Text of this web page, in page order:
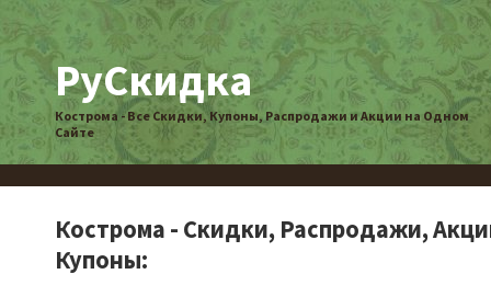
РуСкидка
Кострома - Все Скидки, Купоны, Распродажи и Акции на Одном
Сайте
Кострома - Скидки, Распродажи,
Купоны: